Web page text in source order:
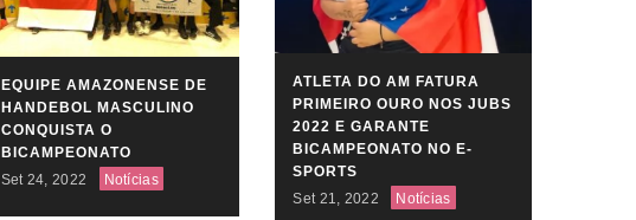
EQUIPE AMAZONENSE DE
HANDEBOL MASCULINO
CONQUISTA O
BICAMPEONATO
Set 24, 2022
Notícias
ATLETA DO AM FATURA
PRIMEIRO OURO NOS JUBS
2022 E GARANTE
BICAMPEONATO NO E-
SPORTS
Set 21, 2022
Notícias